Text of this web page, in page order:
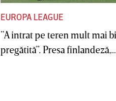
EUROPA LEAGUE
”A intrat pe teren mult mai
pregătită”. Presa